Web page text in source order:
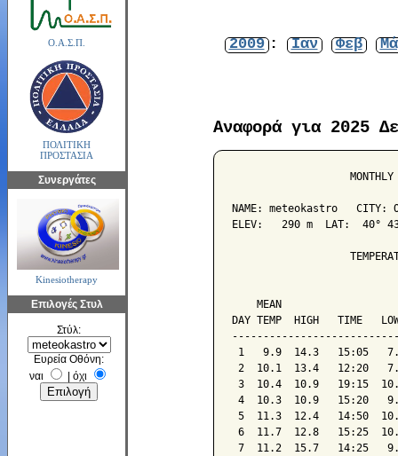
Ο.Α.Σ.Π.
ΠΟΛΙΤΙΚΗ
ΠΡΟΣΤΑΣΙΑ
Συνεργάτες
Kinesiotherapy
Επιλογές Στυλ
Στύλ:
Ευρεία Οθόνη:
ναι
όχι
2009 : Ιαν Φεβ
Αναφορά για 2025
NAME: meteokastro   CITY:
ELEV:   290 m  LAT:  40°
MEAN
DAY TEMP  HIGH   TIME
1   9.9  14.3   15:05
2  10.1  13.4   12:20
3  10.4  10.9   19:15
4  10.3  10.9   15:20
5  11.3  12.4   14:50
6  11.7  12.8   15:25
7  11.2  15.7   14:25